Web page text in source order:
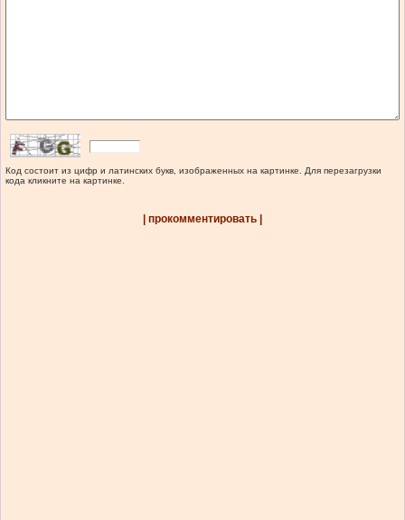
Код состоит из цифр и латинских букв, изображенных на картинке. Для перезагрузки
кода кликните на картинке.
| прокомментировать |